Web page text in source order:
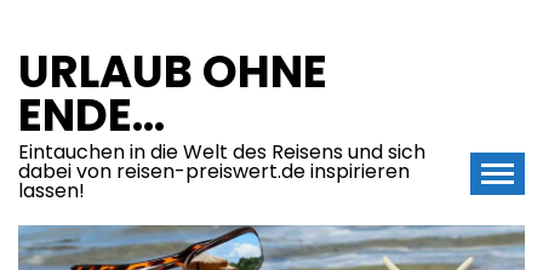
URLAUB OHNE
ENDE…
Eintauchen in die Welt des Reisens und sich
dabei von reisen-preiswert.de inspirieren
lassen!